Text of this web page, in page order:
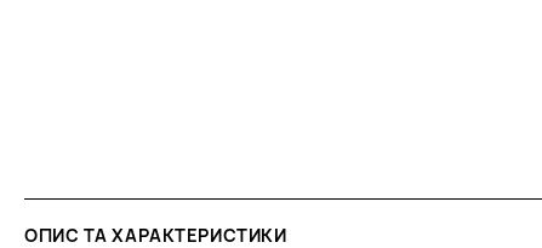
ОПИС ТА ХАРАКТЕРИСТИКИ